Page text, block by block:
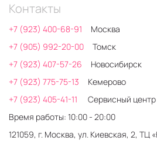
Контакты
+7 (923) 400-68-91
Москва
+7 (905) 992-20-00
Томск
+7 (923) 407-57-26
Новосибирск
+7 (923) 775-75-13
Кемерово
+7 (923) 405-41-11
Сервисный центр
Время работы: 10:00 - 20:00
121059, г. Москва, ул. Киевская, 2, ТЦ